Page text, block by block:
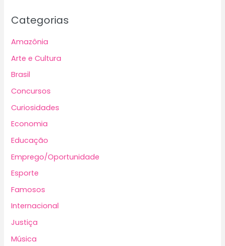
Categorias
Amazônia
Arte e Cultura
Brasil
Concursos
Curiosidades
Economia
Educação
Emprego/Oportunidade
Esporte
Famosos
Internacional
Justiça
Música